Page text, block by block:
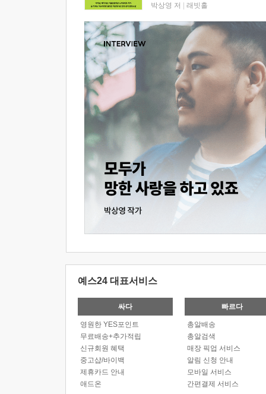
박상영 저 래빗홀
예스24 대표서비스
싸다
영원한 YES포인트
무료배송+추가적립
신규회원 혜택
중고샵/바이백
제휴카드 안내
애드온
빠르다
총알배송
총알검색
매장 픽업 서비스
알림 신청 안내
모바일 서비스
간편결제 서비스